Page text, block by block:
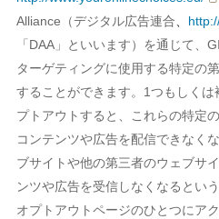
Alliance（デジタル広告連合
「DAA」といいます）を通じて、
ターゲティングに使用する特定の
することができます。1つもしく
プトアウトすると、これらの特定
コンテンツや広告を配信できなく
ブサイトや他の第三者のウェブサ
ンツや広告を受信しなくなるとい
オプトアウトページのひとつにア